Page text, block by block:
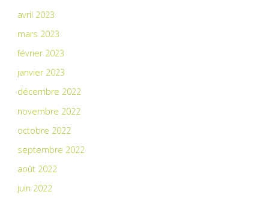
avril 2023
mars 2023
février 2023
janvier 2023
décembre 2022
novembre 2022
octobre 2022
septembre 2022
août 2022
juin 2022